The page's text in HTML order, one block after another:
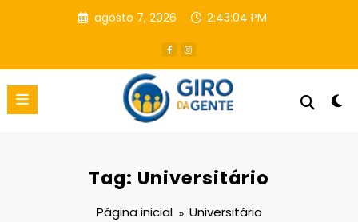
agosto 7, 2026 2:43:05 PM
Tag: Universitário
Página inicial Universitário